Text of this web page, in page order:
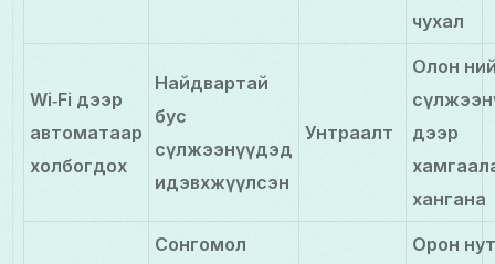
чухал
Wi‑Fi дээр
автоматаар
холбогдох
Найдвартай
бус
сүлжээнүүдэд
идэвхжүүлсэн
Унтраалт
Олон
дээр
хангана
Сонгомол
Орон